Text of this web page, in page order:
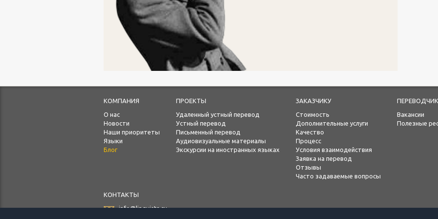
КОМПАНИЯ
О нас
Новости
Наши приоритеты
Языки
Блог
ПРОЕКТЫ
Удаленный устный перевод
Устный перевод
Письменный перевод
Аудиовизуальные материалы
Экскурсии на иностранных языках
ЗАКАЗЧИКУ
Стоимость
Дополнительные услуги
Качество
Процесс
Условия взаимодействия
Заявка на перевод
Отзывы
Часто задаваемые вопросы
Вакансии
Полезные
КОНТАКТЫ
info@lingvista.ru